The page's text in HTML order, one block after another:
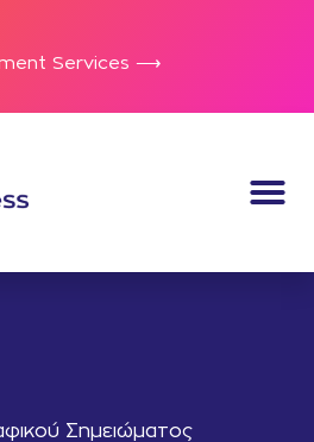
Services ⟶
Σημειώματος